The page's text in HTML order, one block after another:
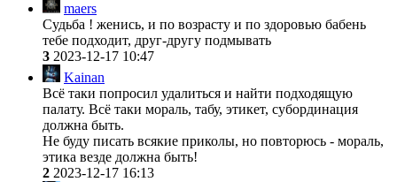
maers
Судьба ! женись, и по возрасту и по здоровью бабень
тебе подходит, друг-другу подмывать
3 2023-12-17 10:47
Kainan
Всё таки попросил удалиться и найти подходящую
палату. Всё таки мораль, табу, этикет, субординация
должна быть.
Не буду писать всякие приколы, но повторюсь - мораль,
этика везде должна быть!
2 2023-12-17 16:13